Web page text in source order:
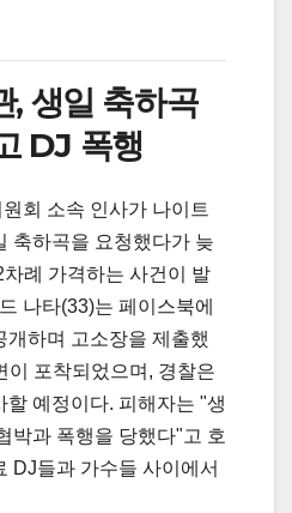
, 생일 축하곡
DJ 폭행
회 소속 인사가 나이트
축하곡을 요청했다가 늦
례 가격하는 사건이 발
나타(33)는 페이스북에
개하며 고소장을 제출했
이 포착되었으며, 경찰은
예정이다. 피해자는 "생
박과 폭행을 당했다"고 호
DJ들과 가수들 사이에서